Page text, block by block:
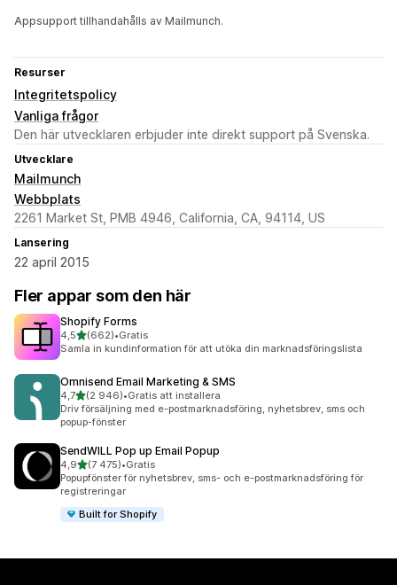
Appsupport tillhandahålls av Mailmunch.
Resurser
Integritetspolicy
Vanliga frågor
Den här utvecklaren erbjuder inte direkt support på Svenska.
Utvecklare
Mailmunch
Webbplats
2261 Market St, PMB 4946, California, CA, 94114, US
Lansering
22 april 2015
Fler appar som den här
Shopify Forms
4,5av 5 stjärnor
(662)
662 recensioner totalt
•Gratis
Samla in kundinformation för att utöka din marknadsföringslista
Omnisend Email Marketing & SMS
4,7av 5 stjärnor
(2 946)
2946 recensioner totalt
•Gratis att installera
Driv försäljning med e-postmarknadsföring, nyhetsbrev, sms och
popup-fönster
SendWILL Pop up Email Popup
4,9av 5 stjärnor
(7 475)
7475 recensioner totalt
•Gratis
Popupfönster för nyhetsbrev, sms- och e-postmarknadsföring för
registreringar
Built for Shopify